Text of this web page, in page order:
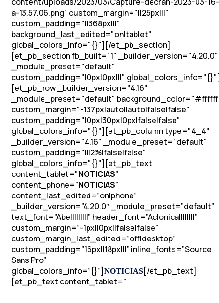
a-13.57.06.png" custom_margin="||25px|||"
custom_padding="||368px|||"
background_last_edited="on|tablet"
global_colors_info="{}"][/et_pb_section]
[et_pb_section fb_built="1" _builder_version="4.20.0"
_module_preset="default"
custom_padding="|0px|0px|||"
[et_pb_row _builder_version="4.16"
_module_preset="default"
custom_margin="-137px|auto||auto|false|false"
custom_padding="|0px|30px|0px|false|false"
global_colors_info="{}"][et_pb_column type="4_4"
_builder_version="4.16" _module_preset="default"
custom_padding="|||2%|false|false"
global_colors_info="{}"][et_pb_text
content_tablet="NOTICIAS”
content_phone=”NOTICIAS”
content_last_edited=”on|phone”
_builder_version=”4.20.0″ _module_preset=”default”
text_font=”Abel||||||||” header_font=”Aclonica||||||||”
custom_margin=”-1px||0px||false|false”
custom_margin_last_edited=”off|desktop”
custom_padding=”16px||18px|||” inline_fonts=”Source
Sans Pro”
global_colors_info=”{}”] NOTICIAS[/et_pb_text]
[et_pb_text content_tablet=”